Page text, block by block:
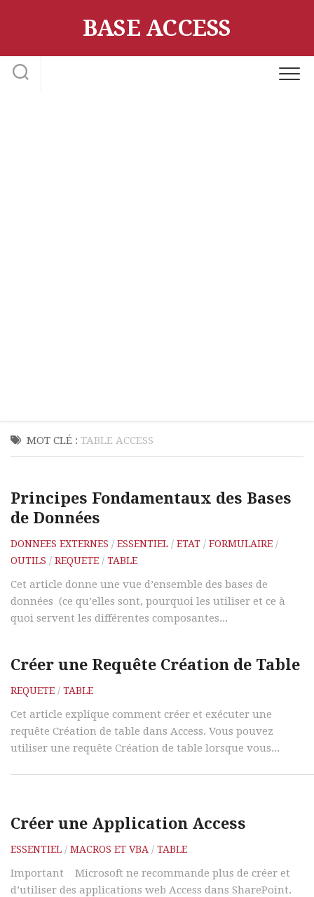
BASE ACCESS
MOT CLÉ : TABLE ACCESS
Principes Fondamentaux des Bases
de Données
DONNEES EXTERNES / ESSENTIEL / ETAT / FORMULAIRE /
OUTILS / REQUETE / TABLE
Cet article donne une vue d’ensemble des bases de
données (ce qu’elles sont, pourquoi les utiliser et ce à
quoi servent les différentes composantes...
Créer une Requête Création de Table
REQUETE / TABLE
Cet article explique comment créer et exécuter une
requête Création de table dans Access. Vous pouvez
utiliser une requête Création de table lorsque vous...
Créer une Application Access
ESSENTIEL / MACROS ET VBA / TABLE
Important Microsoft ne recommande plus de créer et
d’utiliser des applications web Access dans SharePoint.